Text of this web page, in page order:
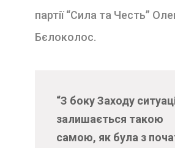
партії “Сила та Честь”
Бєлоколос.
“З боку Заходу
залишається такою
самою, як була з